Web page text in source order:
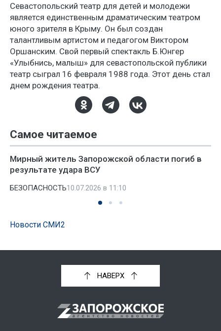
Севастопольский театр для детей и молодежи
является единственным драматическим театром
юного зрителя в Крыму. Он был создан
талантливым артистом и педагогом Виктором
Оршанским. Свой первый спектакль Б.Юнгер
«Улыбнись, малыш» для севастопольской публики
театр сыграл 16 февраля 1988 года. Этот день стал
днем рождения театра.
Самое читаемое
Мирный житель Запорожской области погиб в
результате удара ВСУ
БЕЗОПАСНОСТЬ10.07.2026 в 11:10
Новости СМИ2
НАВЕРХ